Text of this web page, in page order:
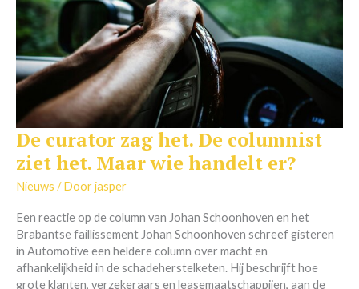
De curator zag het. De columnist
ziet het. Maar wie handelt er?
Nieuws / Doorjasper
Een reactie op de column van Johan Schoonhoven en het
Brabantse faillissement Johan Schoonhoven schreef gisteren
in Automotive een heldere column over macht en
afhankelijkheid in de schadeherstelketen. Hij beschrijft hoe
grote klanten, verzekeraars en leasemaatschappijen, aan de
De
curator
zag
het.
columnist
ziet
het.
Maar